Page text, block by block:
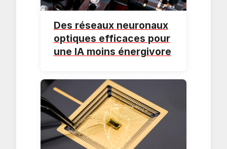
Des réseaux neuronaux
optiques efficaces pour
une IA moins énergivore